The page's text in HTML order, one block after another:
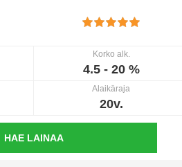
Korko alk.
4.5 - 20 %
Alaikäraja
20v.
HAE LAINAA